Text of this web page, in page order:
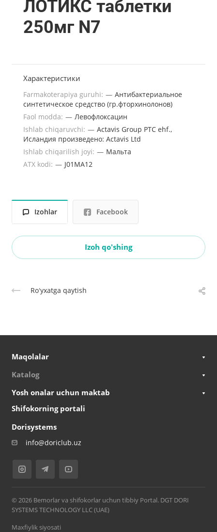
ЛОТИКС таблетки
250мг N7
Характеристики
Farmakoterapiya guruhi: — Антибактериальное
синтетическое средство (гр.фторхинолонов)
Faol modda: — Левофлоксацин
Ishlab chiqaruvchi: — Actavis Group PTC ehf.,
Исландия произведено: Actavis Ltd
Ishlab chiqarilish joyi: — Мальта
ATX kodi: — J01MA12
Izohlar Facebook
Izoh qo'shing
Roʻyxatga qaytish
Maqolalar
Katalog
Yosh onalar uchun maktab
Shifokorning portali
Dorisystems
info@doriclub.uz
© 2026 Bemorlar va shifokorlar uchun tibbiy Portal. DGT DORI
SYSTEMS TECHNOLOGY LLC (UAE)
Maxfiylik siyosati